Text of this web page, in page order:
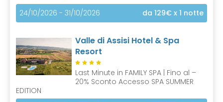
24/10/2026 - 31/10/2026 da 129€ x 1 notte
Valle di Assisi Hotel & Spa
Resort
Last Minute in FAMILY SPA | Fino al –
20% Sconto Accesso SPA SUMMER
EDITION